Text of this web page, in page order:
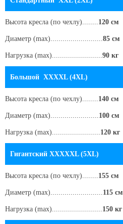
Высота кресла (по чехлу) 120 см
Диаметр (max).......................... 85 см
Нагрузка (max)......................... 90 кг
Большой XXXXL (4XL)
Высота кресла (по чехлу) 140 см
Диаметр (max)........................ 100 см
Нагрузка (max)........................ 120 кг
Гигантский XXXXXL (5XL)
Высота кресла (по чехлу) 155 см
Диаметр (max).......................... 115 см
Нагрузка (max)......................... 150 кг